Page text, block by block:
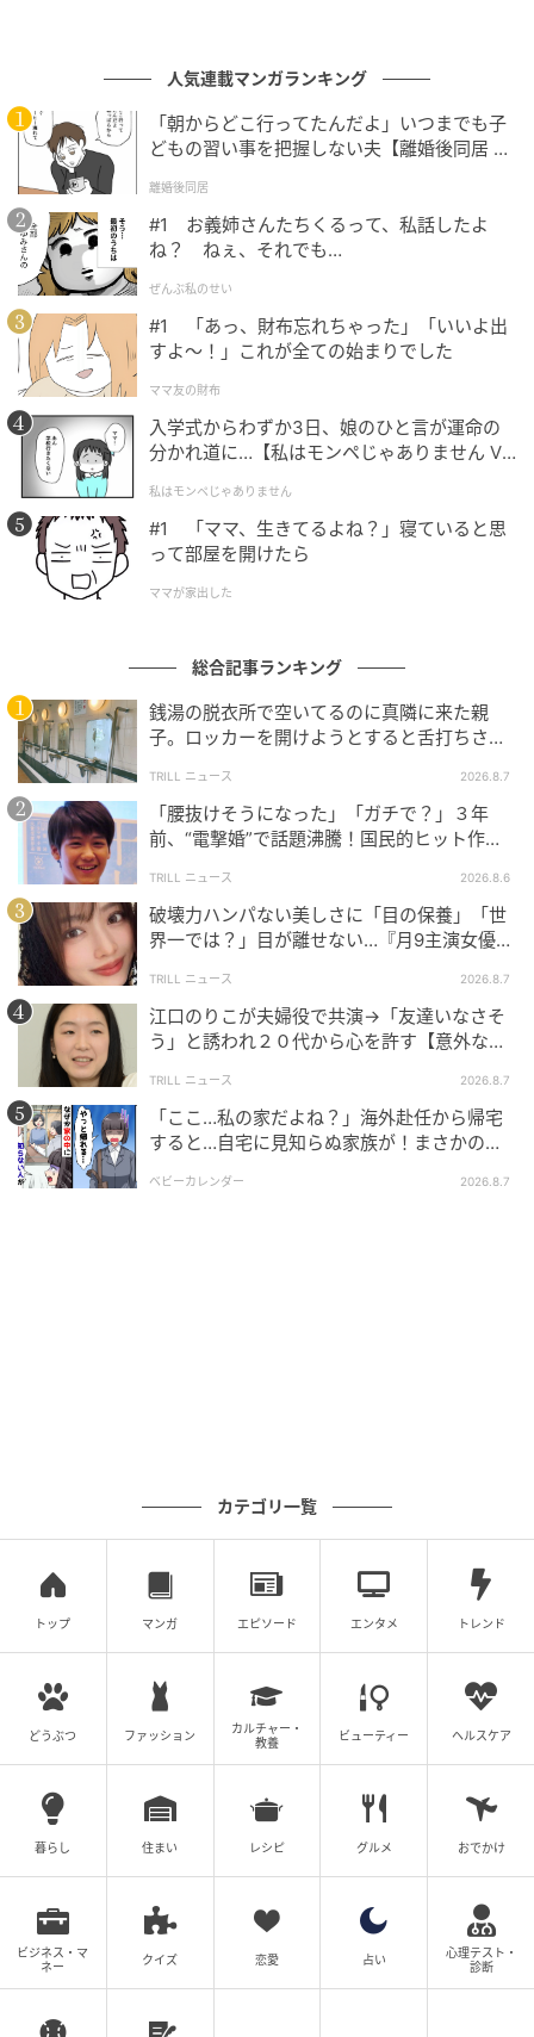
陽くん手作りのカレー。陽くんはビールも開
けて…
ゆうゆうtime
人気連載マンガランキング
「朝からどこ行ってたんだよ」いつまでも子
どもの習い事を把握しない夫【離婚後同居 Vo
離婚後同居
#1 お義姉さんたちくるって、私話したよ
ね？ ねぇ、それでも…
ぜんぶ私のせい
#1 「あっ、財布忘れちゃった」「いいよ出
すよ〜！」これが全ての始まりでした
ママ友の財布
入学式からわずか3日、娘のひと言が運命の
分かれ道に…【私はモンペじゃありません Vo
私はモンペじゃありません
#1 「ママ、生きてるよね？」寝ていると思
って部屋を開けたら
ママが家出した
総合記事ランキング
銭湯の脱衣所で空いてるのに真隣に来た親
子。ロッカーを開けようとすると舌打ちさ
中で拍手」
TRILL ニュース 2026.8.7
「腰抜けそうになった」「ガチで？」３年
前、“電撃婚”で話題沸騰！国民的ヒット作
TRILL ニュース 2026.8.6
破壊力ハンパない美しさに「目の保養」「世
界一では？」目が離せない…『月9主演女優
TRILL ニュース 2026.8.7
江口のりこが夫婦役で共演→「友達いなさそ
う」と誘われ２０代から心を許す【意外な親
TRILL ニュース 2026.8.7
「ここ…私の家だよね？」海外赴任から帰宅
すると…自宅に見知らぬ家族が！まさかの真
ベビーカレンダー 2026.8.7
カテゴリ一覧
トップ マンガ エピソード エンタメ トレンド
どうぶつ ファッション
カルチャー・
教養
ビューティー ヘルスケア
暮らし 住まい レシピ グルメ おでかけ
ビジネス・マ
ネー
クイズ 恋愛 占い
心理テスト・
診断